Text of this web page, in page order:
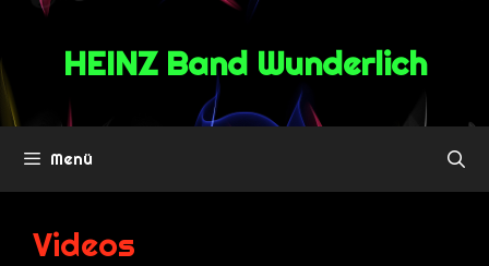
springenHEINZ Band Wunderlich
Menü
Videos